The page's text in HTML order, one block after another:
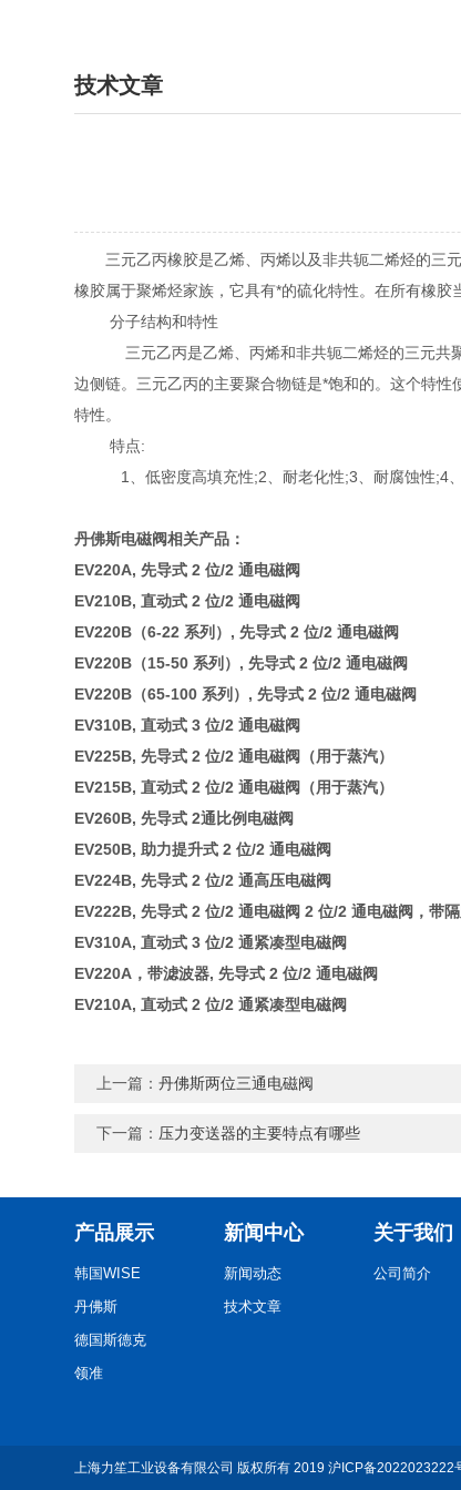
技术文章
三元乙丙橡胶是乙烯、丙烯以及非共轭二烯烃的三元
橡胶属于聚烯烃家族，它具有*的硫化特性。在所有橡
分子结构和特性
三元乙丙是乙烯、丙烯和非共轭二烯烃的三元共聚
边侧链。三元乙丙的主要聚合物链是*饱和的。这个特
特性。
特点:
1、低密度高填充性;2、耐老化性;3、耐腐蚀性;4、
丹佛斯电磁阀相关产品：
EV220A, 先导式 2 位/2 通电磁阀
EV210B, 直动式 2 位/2 通电磁阀
EV220B（6-22 系列）, 先导式 2 位/2 通电磁阀
EV220B（15-50 系列）, 先导式 2 位/2 通电磁阀
EV220B（65-100 系列）, 先导式 2 位/2 通电磁阀
EV310B, 直动式 3 位/2 通电磁阀
EV225B, 先导式 2 位/2 通电磁阀（用于蒸汽）
EV215B, 直动式 2 位/2 通电磁阀（用于蒸汽）
EV260B, 先导式 2通比例电磁阀
EV250B, 助力提升式 2 位/2 通电磁阀
EV224B, 先导式 2 位/2 通高压电磁阀
EV222B, 先导式 2 位/2 通电磁阀 2 位/2 通电磁阀，带
EV310A, 直动式 3 位/2 通紧凑型电磁阀
EV220A，带滤波器, 先导式 2 位/2 通电磁阀
EV210A, 直动式 2 位/2 通紧凑型电磁阀
上一篇：丹佛斯两位三通电磁阀
下一篇： 压力变送器的主要特点有哪些
产品展示
韩国WISE
丹佛斯
德国斯德克
领准
新闻中心
新闻动态
技术文章
关于我们
公司简介
上海力笙工业设备有限公司 版权所有 2019沪ICP备2022023222